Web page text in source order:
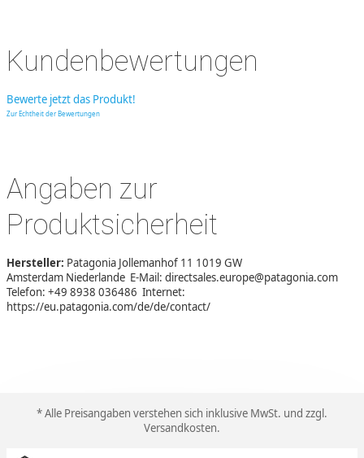
Kundenbewertungen
Bewerte jetzt das Produkt!
Zur Echtheit der Bewertungen
Angaben zur
Produktsicherheit
Hersteller: Patagonia Jollemanhof 11 1019 GW
Amsterdam Niederlande E-Mail: directsales.europe@patagonia.com
Telefon: +49 8938 036486 Internet:
https://eu.patagonia.com/de/de/contact/
* Alle Preisangaben verstehen sich inklusive MwSt. und zzgl.
Versandkosten.